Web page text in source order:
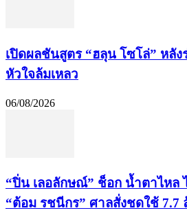
เปิดผลชันสูตร “ฮลุน โซโล่” หลัง
หัวใจล้มเหลว
06/08/2026
“ปิ่น เลอลักษณ์” ช็อก น้ำตาไหล
“ต้อม รชนีกร” ศาลสั่งชดใช้ 7.7